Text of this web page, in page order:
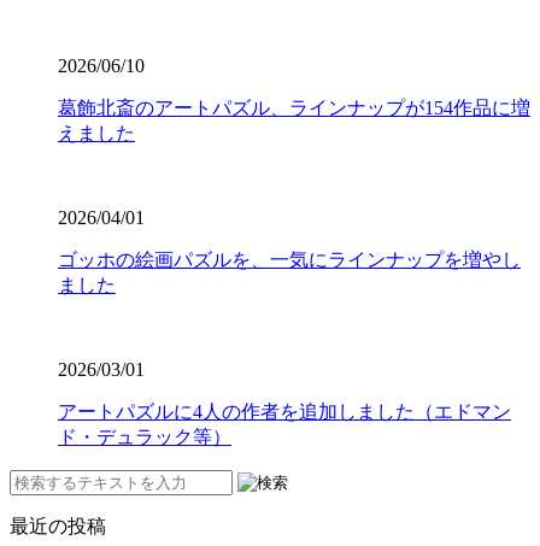
2026/06/10
葛飾北斎のアートパズル、ラインナップが154作品に増
えました
2026/04/01
ゴッホの絵画パズルを、一気にラインナップを増やし
ました
2026/03/01
アートパズルに4人の作者を追加しました（エドマン
ド・デュラック等）
最近の投稿